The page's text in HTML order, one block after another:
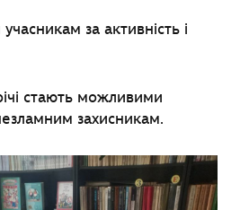
за активність і
стають можливими
захисникам.